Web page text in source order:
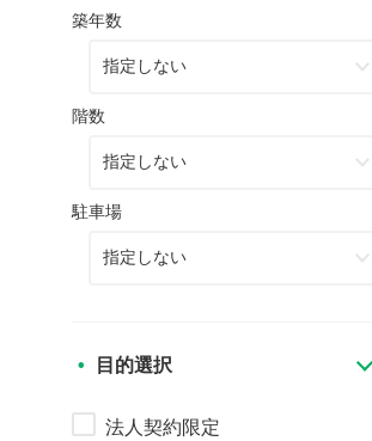
築年数
階数
駐車場
目的選択
法人契約限定